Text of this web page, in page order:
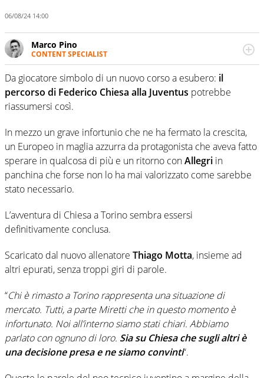
06/08/24 14:00
Marco Pino
CONTENT SPECIALIST
Abbina la passione per il calcio alla competenza in
materia economica. Analizza il calcio in chiave business,
spiegando in modo semplice gli aspetti più complessi del
mondo del pallone. Aiuta i lettori di Virgilio Sport a capire
tutto di plusvalenze, indici di liquidità, diritti di recompra,
bilanci dei club di calcio.
Da giocatore simbolo di un nuovo corso a esubero: il
percorso di Federico Chiesa alla Juventus potrebbe
riassumersi così.
In mezzo un grave infortunio che ne ha fermato la crescita,
un Europeo in maglia azzurra da protagonista che aveva fatto
sperare in qualcosa di più e un ritorno conAllegri in
panchina che forse non lo ha mai valorizzato come sarebbe
stato necessario.
L’avventura di Chiesa a Torino sembra essersi
definitivamente conclusa.
Scaricato dal nuovo allenatore Thiago Motta, insieme ad
altri epurati, senza troppi giri di parole.
“Chi è rimasto a Torino rappresenta una situazione di
mercato. Tutti, a parte Miretti che in questo momento è
infortunato. Noi all’interno siamo stati chiari. Abbiamo
parlato con ognuno di loro. Sia su Chiesa che sugli altri è
una decisione presa e ne siamo convinti“.